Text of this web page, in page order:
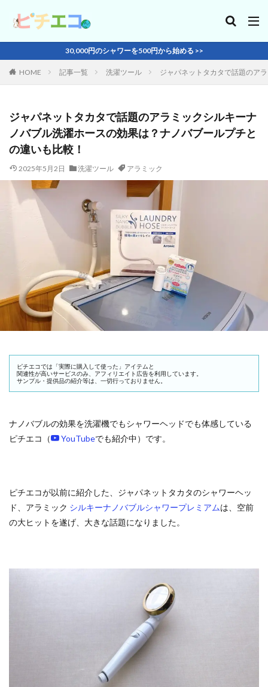
30,000円のシャワーを500円から始める >>
HOME 記事一覧 洗濯ツール ジャパネットタカタで話題のア
ジャパネットタカタで話題のアラミックシルキーナ
ノバブル洗濯ホースの効果は？ナノバブールプチと
の違いも比較！
2025年5月2日 洗濯ツール アラミック
ピチエコでは「実際に購入して使った」アイテムと
関連性が高いサービスのみ、アフィリエイト広告を利用しています。
サンプル・提供品の紹介等は、一切行っておりません。
ナノバブルの効果を洗濯機でもシャワーヘッドでも体感している
ピチエコ（
YouTubeでも紹介中）です。
ピチエコが以前に紹介した、ジャパネットタカタのシャワーヘッ
ド、アラミック シルキーナノバブルシャワープレミアムは、空前
の大ヒットを遂げ、大きな話題になりました。